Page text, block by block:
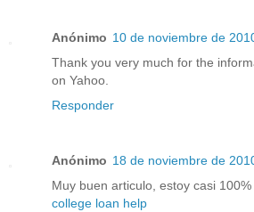
Anónimo 10 de noviembre de
Thank you very much for the
on Yahoo.
Responder
Anónimo 18 de noviembre de
Muy buen articulo, estoy casi
college loan help